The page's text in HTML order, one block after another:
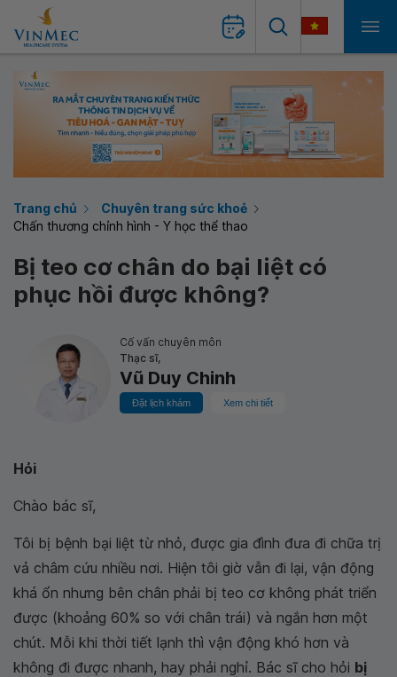
Trang chủ
Chuyên trang sức khoẻ
Chấn thương chỉnh hình - Y học thể thao
Bị teo cơ chân do bại liệt có
phục hồi được không?
Cố vấn chuyên môn
Thạc sĩ,
Vũ Duy Chinh
Đặt lịch khám Xem chi tiết
Hỏi
Chào bác sĩ,
Tôi bị bệnh bại liệt từ nhỏ, được gia đình đưa đi chữa trị
vả châm cứu nhiều nơi. Hiện tôi giờ vẫn đi lại, vận động
khá ổn nhưng bên chân phải bị teo cơ không phát triển
được (khoảng 60% so với chân trái) và ngắn hơn một
chút. Mỗi khi thời tiết lạnh thì vận động khó hơn và
không đi được nhanh, hay phải nghỉ. Bác sĩ cho hỏi bị